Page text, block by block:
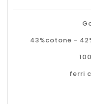
43%cotone -
ferri